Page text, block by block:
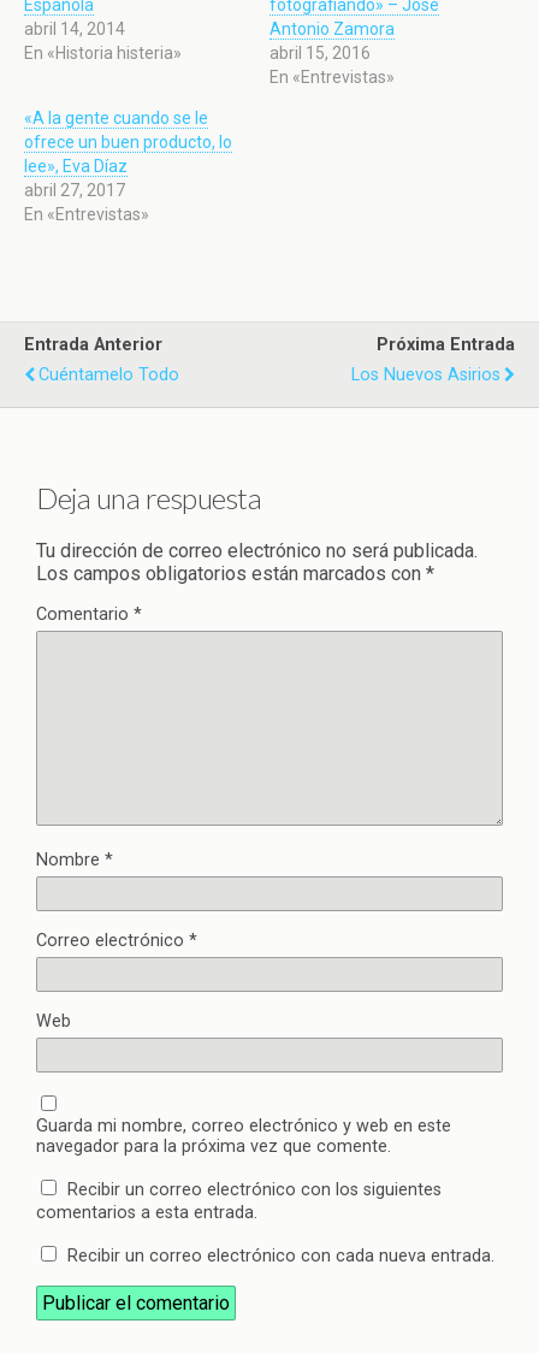
Española
abril 14, 2014
En «Historia histeria»
fotografiando» – José
Antonio Zamora
abril 15, 2016
En «Entrevistas»
«A la gente cuando se le
ofrece un buen producto, lo
lee», Eva Díaz
abril 27, 2017
En «Entrevistas»
Entrada Anterior
Cuéntamelo Todo
Próxima Entrada
Los Nuevos Asirios
Deja una respuesta
Tu dirección de correo electrónico no será publicada.
Los campos obligatorios están marcados con *
Comentario *
Nombre *
Correo electrónico *
Web
Guarda mi nombre, correo electrónico y web en este
navegador para la próxima vez que comente.
Recibir un correo electrónico con los siguientes
comentarios a esta entrada.
Recibir un correo electrónico con cada nueva entrada.